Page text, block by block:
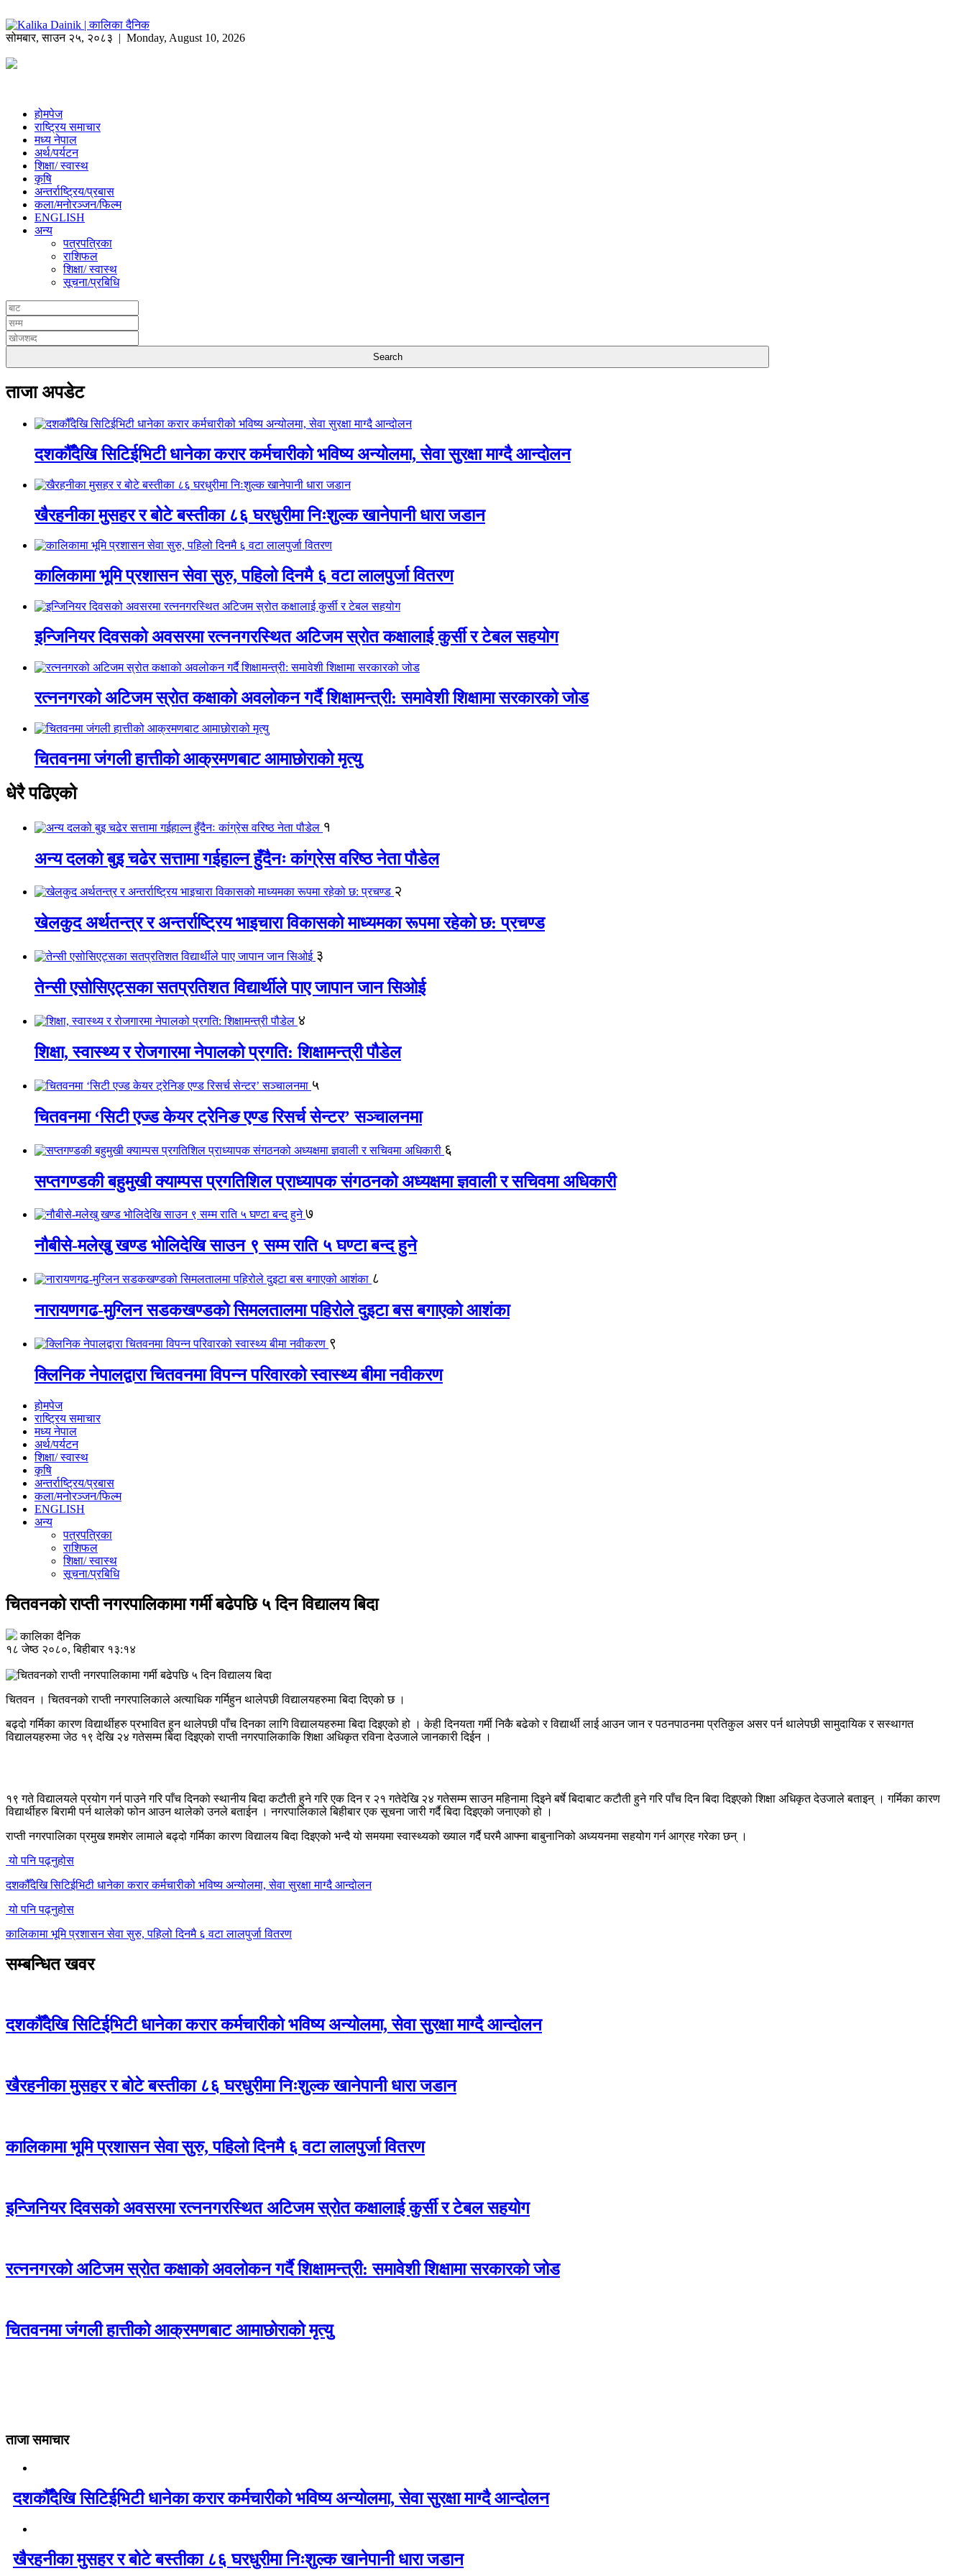
सोमबार,साउन २५, २०८३ | Monday, August 10, 2026
होमपेज
राष्ट्रिय समाचार
मध्य नेपाल
अर्थ/पर्यटन
शिक्षा/ स्वास्थ
कृषि
अन्तर्राष्ट्रिय/प्रबास
कला/मनोरञ्जन/फिल्म
ENGLISH
अन्य
पत्रपत्रिका
राशिफल
शिक्षा/ स्वास्थ
सूचना/प्रबिधि
ताजा अपडेट
दशकौँदेखि सिटिईभिटी धानेका करार कर्मचारीको भविष्य अन्योलमा, सेवा सुरक्षा माग्दै आन्दोलन
खैरहनीका मुसहर र बोटे बस्तीका ८६ घरधुरीमा निःशुल्क खानेपानी धारा जडान
कालिकामा भूमि प्रशासन सेवा सुरु, पहिलो दिनमै ६ वटा लालपुर्जा वितरण
इन्जिनियर दिवसको अवसरमा रत्ननगरस्थित अटिजम स्रोत कक्षालाई कुर्सी र टेबल सहयोग
रत्ननगरको अटिजम स्रोत कक्षाको अवलोकन गर्दै शिक्षामन्त्री: समावेशी शिक्षामा सरकारको जोड
चितवनमा जंगली हात्तीको आक्रमणबाट आमाछोराको मृत्यु
धेरै पढिएको
१
अन्य दलको बुइ चढेर सत्तामा गईहाल्न हुँदैनः कांग्रेस वरिष्ठ नेता पौडेल
२
खेलकुद अर्थतन्त्र र अन्तर्राष्ट्रिय भाइचारा विकासको माध्यमका रूपमा रहेको छ: प्रचण्ड
३
तेन्सी एसोसिएट्सका सतप्रतिशत विद्यार्थीले पाए जापान जान सिओई
४
शिक्षा, स्वास्थ्य र रोजगारमा नेपालको प्रगति: शिक्षामन्त्री पौडेल
५
चितवनमा ‘सिटी एज्ड केयर ट्रेनिङ एण्ड रिसर्च सेन्टर’ सञ्चालनमा
६
सप्तगण्डकी बहुमुखी क्याम्पस प्रगतिशिल प्राध्यापक संगठनको अध्यक्षमा ज्ञवाली र सचिवमा अधिकारी
७
नौबीसे-मलेखु खण्ड भोलिदेखि साउन ९ सम्म राति ५ घण्टा बन्द हुने
८
नारायणगढ-मुग्लिन सडकखण्डको सिमलतालमा पहिरोले दुइटा बस बगाएको आशंका
९
क्लिनिक नेपालद्वारा चितवनमा विपन्न परिवारको स्वास्थ्य बीमा नवीकरण
होमपेज
राष्ट्रिय समाचार
मध्य नेपाल
अर्थ/पर्यटन
शिक्षा/ स्वास्थ
कृषि
अन्तर्राष्ट्रिय/प्रबास
कला/मनोरञ्जन/फिल्म
ENGLISH
अन्य
पत्रपत्रिका
राशिफल
शिक्षा/ स्वास्थ
सूचना/प्रबिधि
चितवनको राप्ती नगरपालिकामा गर्मी बढेपछि ५ दिन विद्यालय बिदा
कालिका दैनिक
१८ जेष्ठ २०८०, बिहीबार १३:१४
चितवन । चितवनको राप्ती नगरपालिकाले अत्याधिक गर्मिहुन थालेपछी विद्यालयहरुमा बिदा दिएको छ ।
बढ्दो गर्मिका कारण विद्यार्थीहरु प्रभावित हुन थालेपछी पाँच दिनका लागि विद्यालयहरुमा बिदा दिइएको हो । केही दिनयता गर्मी निकै बढेको र विद्यार्थी लाई आउन जान र पठनपाठनमा प्रतिकुल असर पर्न थालेपछी सामुदायिक र सस्थागत
विद्यालयहरुमा जेठ १९ देखि २४ गतेसम्म बिदा दिइएको राप्ती नगरपालिकाकि शिक्षा अधिकृत रविना देउजाले जानकारी दिईन ।
१९ गते विद्यालयले प्रयोग गर्न पाउने गरि पाँच दिनको स्थानीय बिदा कटौती हुने गरि एक दिन र २१ गतेदेखि २४ गतेसम्म साउन महिनामा दिइने बर्षे बिदाबाट कटौती हुने गरि पाँच दिन बिदा दिइएको शिक्षा अधिकृत देउजाले बताइन् । गर्मिका कारण
विद्यार्थीहरु बिरामी पर्न थालेको फोन आउन थालेको उनले बताईन । नगरपालिकाले बिहीबार एक सूचना जारी गर्दै बिदा दिइएको जनाएको हो ।
राप्ती नगरपालिका प्रमुख शमशेर लामाले बढ्दो गर्मिका कारण विद्यालय बिदा दिइएको भन्दै यो समयमा स्वास्थ्यको ख्याल गर्दै घरमै आफ्ना बाबुनानिको अध्ययनमा सहयोग गर्न आग्रह गरेका छन् ।
यो पनि पढ्नुहोस
दशकौँदेखि सिटिईभिटी धानेका करार कर्मचारीको भविष्य अन्योलमा, सेवा सुरक्षा माग्दै आन्दोलन
यो पनि पढ्नुहोस
कालिकामा भूमि प्रशासन सेवा सुरु, पहिलो दिनमै ६ वटा लालपुर्जा वितरण
सम्बन्धित खवर
दशकौँदेखि सिटिईभिटी धानेका करार कर्मचारीको भविष्य अन्योलमा, सेवा सुरक्षा माग्दै आन्दोलन
खैरहनीका मुसहर र बोटे बस्तीका ८६ घरधुरीमा निःशुल्क खानेपानी धारा जडान
कालिकामा भूमि प्रशासन सेवा सुरु, पहिलो दिनमै ६ वटा लालपुर्जा वितरण
इन्जिनियर दिवसको अवसरमा रत्ननगरस्थित अटिजम स्रोत कक्षालाई कुर्सी र टेबल सहयोग
रत्ननगरको अटिजम स्रोत कक्षाको अवलोकन गर्दै शिक्षामन्त्री: समावेशी शिक्षामा सरकारको जोड
चितवनमा जंगली हात्तीको आक्रमणबाट आमाछोराको मृत्यु
ताजा समाचार
दशकौँदेखि सिटिईभिटी धानेका करार कर्मचारीको भविष्य अन्योलमा, सेवा सुरक्षा माग्दै आन्दोलन
खैरहनीका मुसहर र बोटे बस्तीका ८६ घरधुरीमा निःशुल्क खानेपानी धारा जडान